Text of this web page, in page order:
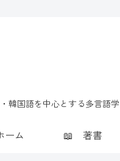
韓国語を中心とする多言語
ーム